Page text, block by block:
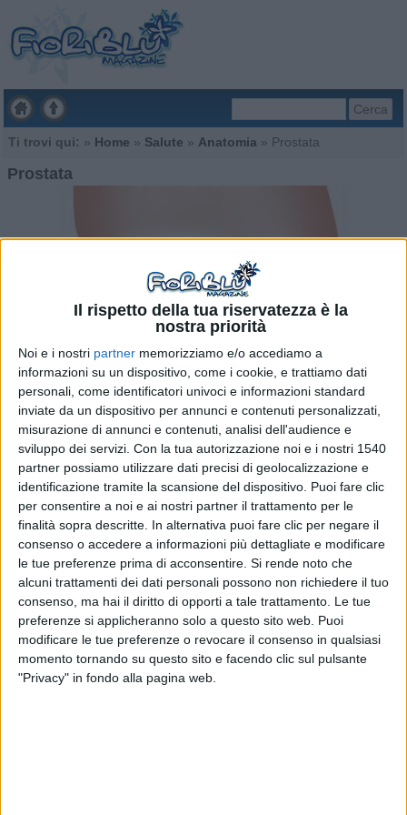
Il rispetto della tua riservatezza è la
nostra priorità
Noi e i nostri partner memorizziamo e/o accediamo a
informazioni su un dispositivo, come i cookie, e trattiamo dati
personali, come identificatori univoci e informazioni standard
inviate da un dispositivo per annunci e contenuti personalizzati,
misurazione di annunci e contenuti, analisi dell'audience e
sviluppo dei servizi. Con la tua autorizzazione noi e i nostri 1540
partner possiamo utilizzare dati precisi di geolocalizzazione e
identificazione tramite la scansione del dispositivo. Puoi fare clic
per consentire a noi e ai nostri partner il trattamento per le
finalità sopra descritte. In alternativa puoi fare clic per negare il
consenso o accedere a informazioni più dettagliate e modificare
le tue preferenze prima di acconsentire. Si rende noto che
alcuni trattamenti dei dati personali possono non richiedere il tuo
consenso, ma hai il diritto di opporti a tale trattamento. Le tue
preferenze si applicheranno solo a questo sito web. Puoi
modificare le tue preferenze o revocare il consenso in qualsiasi
momento tornando su questo sito e facendo clic sul pulsante
"Privacy" in fondo alla pagina web.
Cerca
Ti trovi qui: » Home » Salute » Anatomia » Prostata
Prostata
La prostata, oghiandola prostatica, è una ghiandola
fibromuscolare dell’apparato urogenitale maschile, che si
colloca sotto lavescicae di fronte alla parete anteriore
dell’
intestino retto . Il suo sviluppo inizia dallo stadio
embrionale del
feto , prosegue nel periodo neonatale e si
completa durante la pubertà. Nella pubertà i livelli ormonali,
in special modo il
, diventano molto elevati e la
prostata inizia a produrre proteine e altre molecole.
Nella prostata passa la prima porzione dell’uretra (uretra
prostatica) e nei suoi lobi laterali simmetrici transitano le
parti terminali deivasi deferentiche finiranno alcanale
uretrale prostaticocon idotti eiaculatori.
Le funzioni fondamentali della prostata sono l’attività di